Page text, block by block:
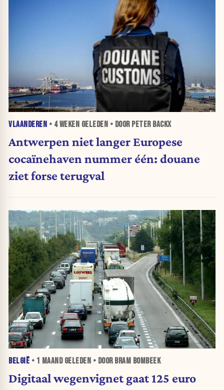
VLAANDEREN • 4 WEKEN GELEDEN • DOOR PETER BACKX
Antwerpen niet langer Europese
cocaïnehaven nummer één: douane
ziet forse terugval
BELGIË • 1 MAANDGELEDEN • DOOR BRAM BOMBEEK
Digitaal wegenvignet gaat 125 euro